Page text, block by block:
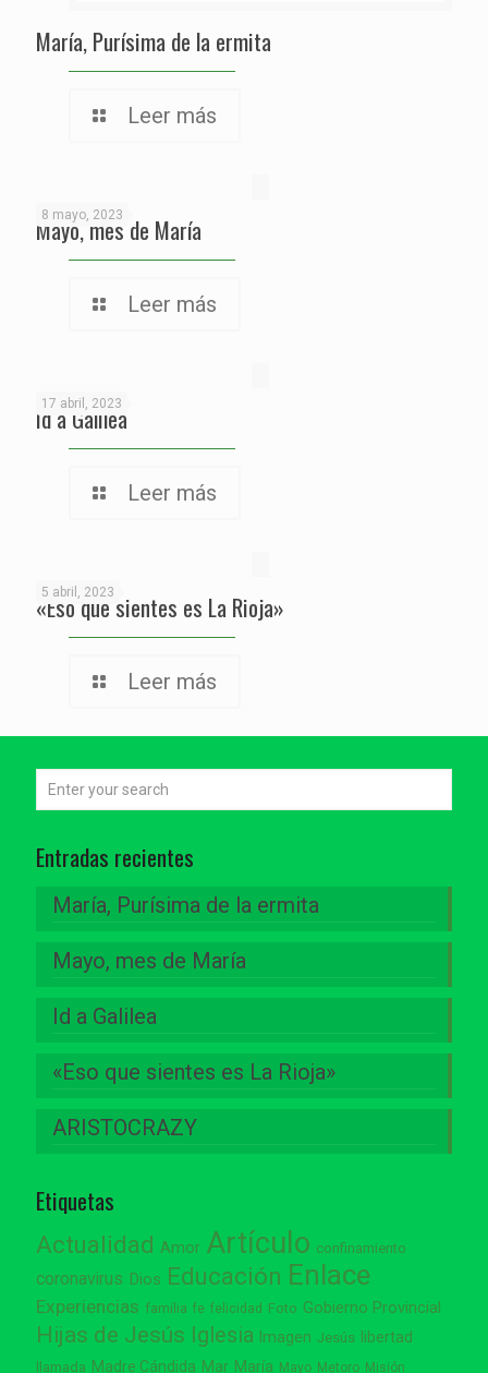
María, Purísima de la ermita
Leer más
8 mayo, 2023
Mayo, mes de María
Leer más
17 abril, 2023
Id a Galilea
Leer más
5 abril, 2023
«Eso que sientes es La Rioja»
Leer más
Entradas recientes
María, Purísima de la ermita
Mayo, mes de María
Id a Galilea
«Eso que sientes es La Rioja»
ARISTOCRAZY
Etiquetas
Actualidad Amor Artículo confinamiento
coronavirus Dios Educación Enlace
Experiencias familia fe felicidad Foto Gobierno Provincial
Hijas de Jesús Iglesia Imagen Jesús libertad
llamada Madre Cándida Mar María Mayo Metoro Misión